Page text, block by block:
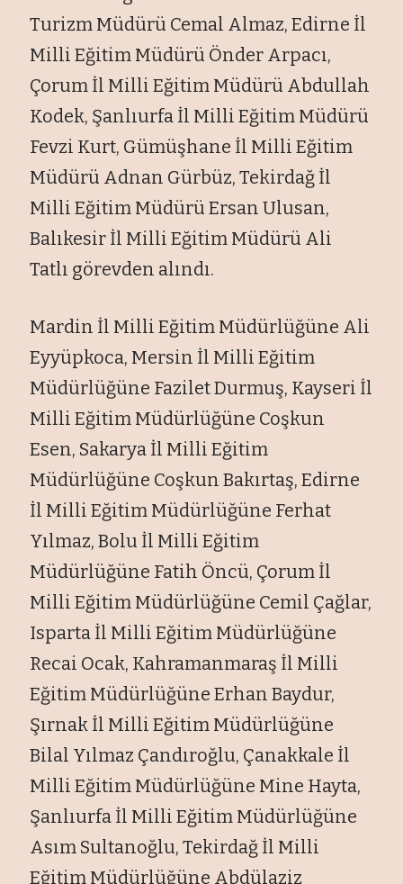
Turizm Müdürü Cemal Almaz, Edirne İl
Milli Eğitim Müdürü Önder Arpacı,
Çorum İl Milli Eğitim Müdürü Abdullah
Kodek, Şanlıurfa İl Milli Eğitim Müdürü
Fevzi Kurt, Gümüşhane İl Milli Eğitim
Müdürü Adnan Gürbüz, Tekirdağ İl
Milli Eğitim Müdürü Ersan Ulusan,
Balıkesir İl Milli Eğitim Müdürü Ali
Tatlı görevden alındı.
Mardin İl Milli Eğitim Müdürlüğüne Ali
Eyyüpkoca, Mersin İl Milli Eğitim
Müdürlüğüne Fazilet Durmuş, Kayseri İl
Milli Eğitim Müdürlüğüne Coşkun
Esen, Sakarya İl Milli Eğitim
Müdürlüğüne Coşkun Bakırtaş, Edirne
İl Milli Eğitim Müdürlüğüne Ferhat
Yılmaz, Bolu İl Milli Eğitim
Müdürlüğüne Fatih Öncü, Çorum İl
Milli Eğitim Müdürlüğüne Cemil Çağlar,
Isparta İl Milli Eğitim Müdürlüğüne
Recai Ocak, Kahramanmaraş İl Milli
Eğitim Müdürlüğüne Erhan Baydur,
Şırnak İl Milli Eğitim Müdürlüğüne
Bilal Yılmaz Çandıroğlu, Çanakkale İl
Milli Eğitim Müdürlüğüne Mine Hayta,
Şanlıurfa İl Milli Eğitim Müdürlüğüne
Asım Sultanoğlu, Tekirdağ İl Milli
Eğitim Müdürlüğüne Abdülaziz